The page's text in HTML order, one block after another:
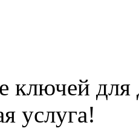
ключей
услуга!